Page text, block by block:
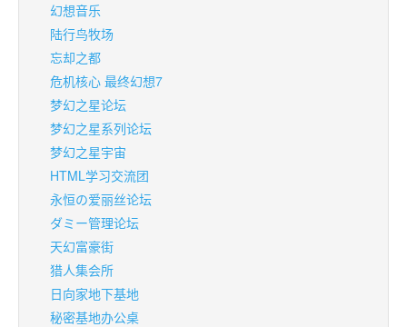
幻想音乐
陆行鸟牧场
忘却之都
危机核心 最终幻想7
梦幻之星论坛
梦幻之星系列论坛
梦幻之星宇宙
HTML学习交流团
永恒の爱丽丝论坛
ダミー管理论坛
天幻富豪街
猎人集会所
日向家地下基地
秘密基地办公桌